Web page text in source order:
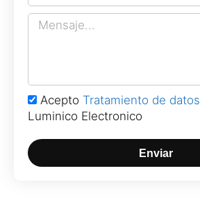
Acepto Tratamiento de datos
Luminico Electronico
Enviar